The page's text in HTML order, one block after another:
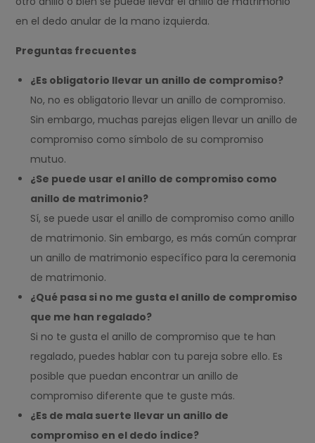
en el dedo anular de la mano izquierda.
Preguntas frecuentes
¿Es obligatorio llevar un anillo de compromiso?
No, no es obligatorio llevar un anillo de compromiso.
Sin embargo, muchas parejas eligen llevar un anillo de
compromiso como símbolo de su compromiso
mutuo.
¿Se puede usar el anillo de compromiso como
anillo de matrimonio?
Sí, se puede usar el anillo de compromiso como anillo
de matrimonio. Sin embargo, es más común comprar
un anillo de matrimonio específico para la ceremonia
de matrimonio.
¿Qué pasa si no me gusta el anillo de compromiso
que me han regalado?
Si no te gusta el anillo de compromiso que te han
regalado, puedes hablar con tu pareja sobre ello. Es
posible que puedan encontrar un anillo de
compromiso diferente que te guste más.
¿Es de mala suerte llevar un anillo de
compromiso en el dedo índice?